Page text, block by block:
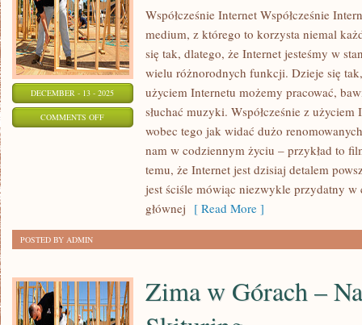
DECEMBER - 13 - 2025
COMMENTS OFFON
BOARDSHORTY
Współcześnie Internet Współcześnie
medium, z którego to korzysta niemal
się tak, dlatego, że Internet jesteśmy w
wielu różnorodnych funkcji. Dzieje się
użyciem Internetu możemy pracować,
słuchać muzyki. Współcześnie z
wobec tego jak widać dużo
nam w codziennym życiu – przykład to
temu, że Internet jest dzisiaj detalem
jest ściśle mówiąc niezwykle przydatny
głównej [ Read More ]
POSTED BY ADMIN
Zima w Górach –